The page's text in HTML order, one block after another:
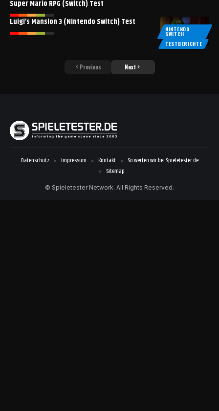
Super Mario RPG (Switch) Test
NINTENDO
SWITCH
TESTBERICHTE
Luigi’s Mansion 3 (Nintendo Switch) Test
Previous Next
© Spieletester Network. All Rights Reserved.
Datenschutz Impressum Kontakt
So werten wir bei Spieletester.de
Sitemap